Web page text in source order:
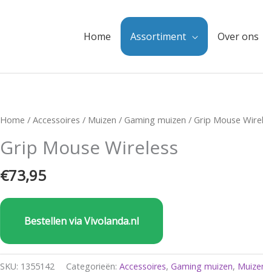
Home Assortiment Over ons
Home /Accessoires / Muizen / Gaming muizen / Grip Mouse
Grip Mouse Wireless
€73,95
Bestellen via Vivolanda.nl
SKU: 1355142 Categorieën:Accessoires,Gaming muizen,